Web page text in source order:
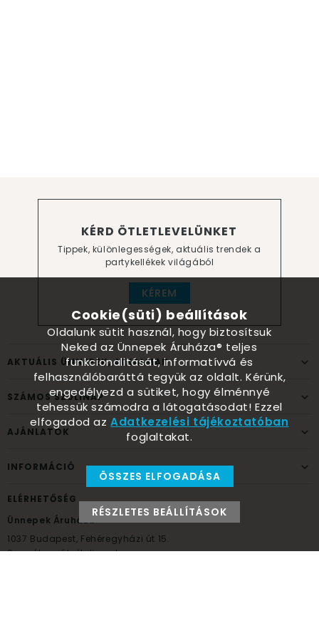
KÉRD ÖTLETLEVELÜNKET
Tippek, különlegességek, aktuális trendek a
partykellékek világából
KÉREM
AKTUÁLIS ÜNNEPEK, ALKALMAK
SZÁMOS SZÜLINAP
AJÁNLATOK
INFORMÁCIÓ
ELÉRHETŐSÉG
Ünnepek Áruháza
1037 Budapest, Fehéregyházi út 15.
Személyes átvételi pont
Cookie(süti) beállítások
Oldalunk sütit használ, hogy biztosítsuk
Neked az Ünnepek Áruháza® teljes
funkcionalitását, informatívvá és
felhasználóbaráttá tegyük az oldalt. Kérünk,
engedélyezd a sütiket, hogy élménnyé
tehessük számodra a látogatásodat! Ezzel
elfogadod azAdatkezelési tájékoztatóban
foglaltakat.
ÖSSZES ELFOGADÁSA
RÉSZLETES BEÁLLÍTÁSOK